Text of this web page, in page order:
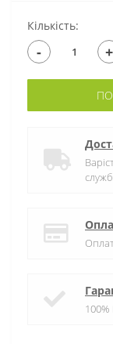
Кількість:
- +
100%